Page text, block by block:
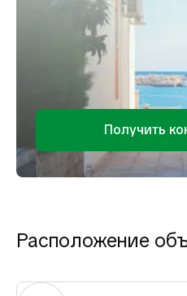
Получить
Расположение